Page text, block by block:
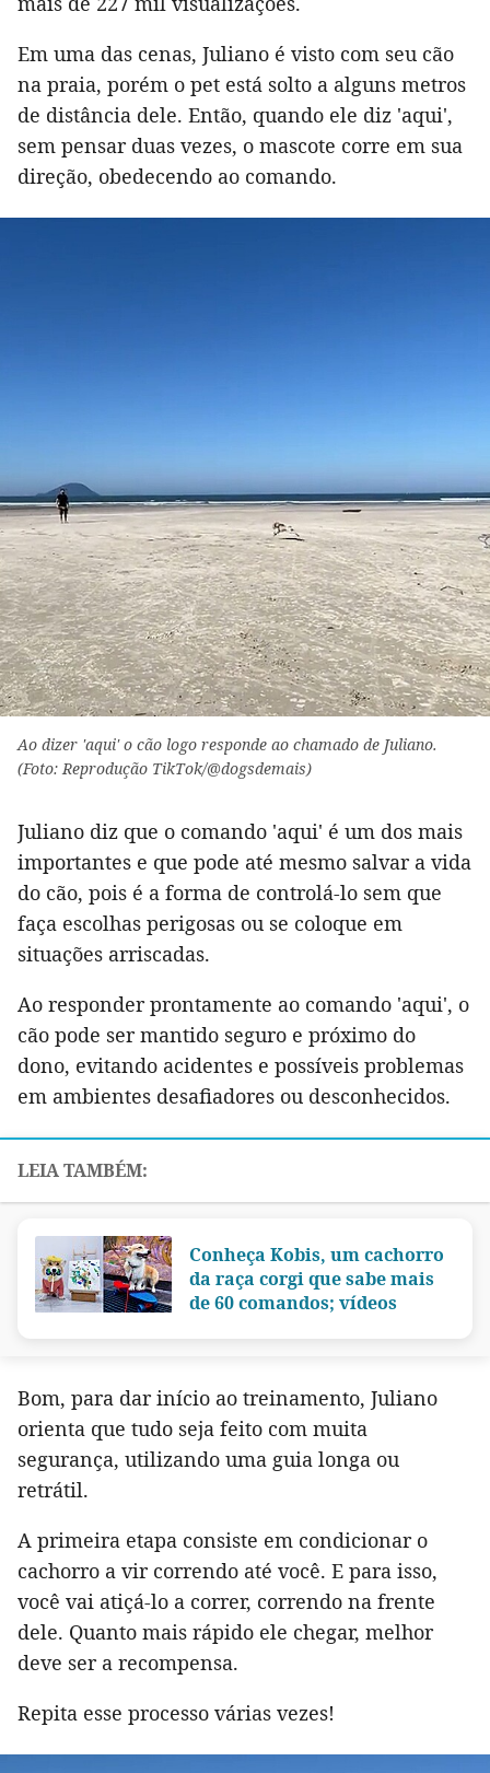
Em uma das cenas, Juliano é visto com seu cão
na praia, porém o pet está solto a alguns metros
de distância dele. Então, quando ele diz 'aqui',
sem pensar duas vezes, o mascote corre em sua
direção, obedecendo ao comando.
Ao dizer 'aqui' o cão logo responde ao chamado de Juliano.
(Foto: Reprodução TikTok/@dogsdemais)
Juliano diz que o comando 'aqui' é um dos mais
importantes e que pode até mesmo salvar a vida
do cão, pois é a forma de controlá-lo sem que
faça escolhas perigosas ou se coloque em
situações arriscadas.
Ao responder prontamente ao comando 'aqui', o
cão pode ser mantido seguro e próximo do
dono, evitando acidentes e possíveis problemas
em ambientes desafiadores ou desconhecidos.
Conheça Kobis, um cachorro
da raça corgi que sabe mais
de 60 comandos; vídeos
Bom, para dar início ao treinamento, Juliano
orienta que tudo seja feito com muita
segurança, utilizando uma guia longa ou
retrátil.
A primeira etapa consiste em condicionar o
cachorro a vir correndo até você. E para isso,
você vai atiçá-lo a correr, correndo na frente
dele. Quanto mais rápido ele chegar, melhor
deve ser a recompensa.
Repita esse processo várias vezes!